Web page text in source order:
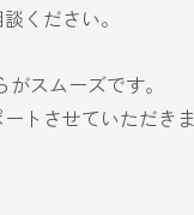
ください。
がスムーズです。
トさせていただきま